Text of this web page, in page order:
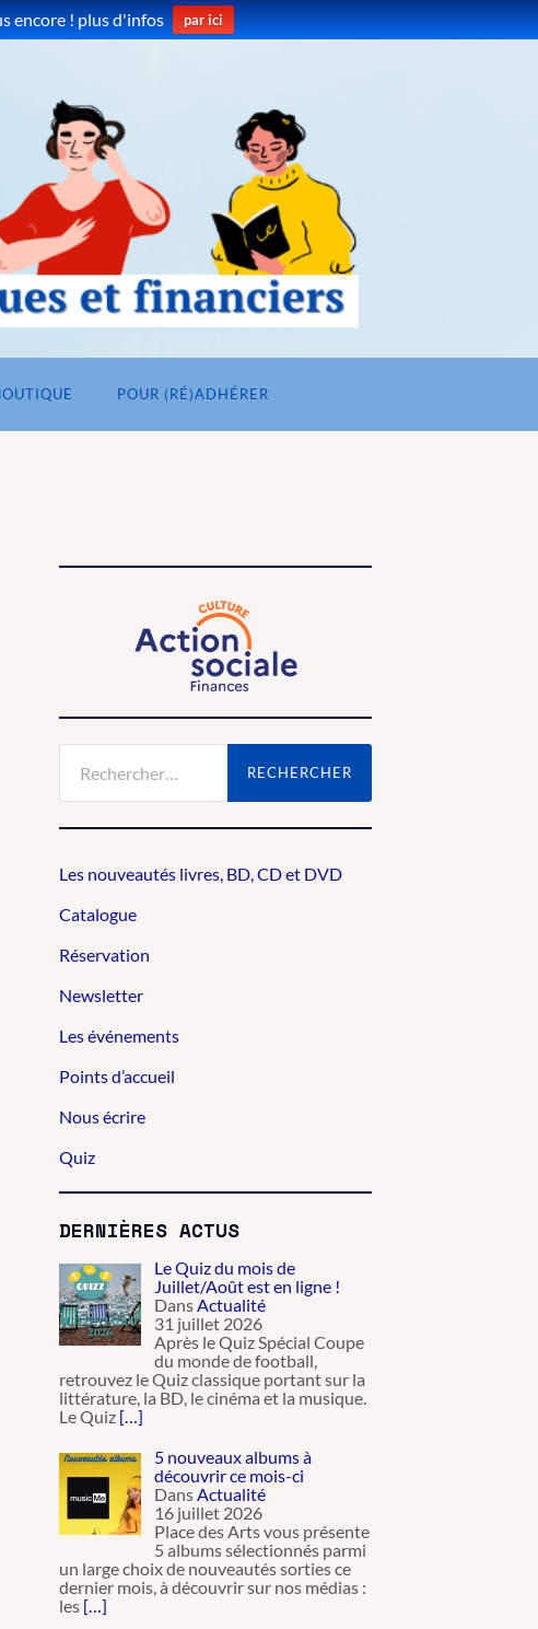
encore ! plus d'infos par ici
POUR (RÉ)ADHÉRER
Les nouveautés livres, BD, CD et DVD
Catalogue
Réservation
Newsletter
Les événements
Points d’accueil
Nous écrire
Quiz
DERNIÈRES ACTUS
Le Quiz du mois de
Juillet/Août est en ligne !
DansActualité
31 juillet 2026
Après le Quiz Spécial Coupe
du monde de football,
retrouvez le Quiz classique portant sur la
littérature, la BD, le cinéma et la musique.
Le Quiz […]
5 nouveaux albums à
découvrir ce mois-ci
DansActualité
16 juillet 2026
Place des Arts vous présente
5 albums sélectionnés parmi
un large choix de nouveautés sorties ce
dernier mois, à découvrir sur nos médias :
les […]